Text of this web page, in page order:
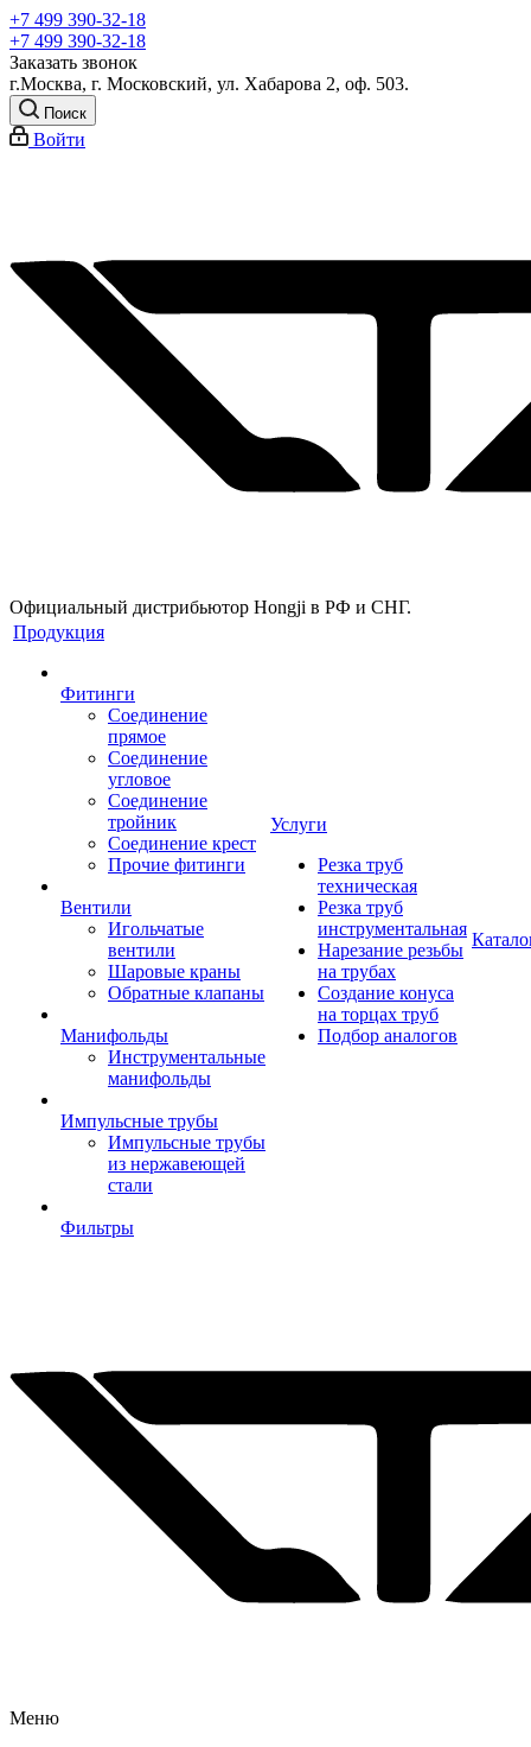
+7 499 390-32-18
+7 499 390-32-18
Заказать звонок
г.Москва, г. Московский, ул. Хабарова 2, оф. 503.
Поиск
Войти
Официальный дистрибьютор Hongji в РФ и СНГ.
Продукция
Фитинги
Соединение
прямое
Соединение
угловое
Соединение
тройник
Соединение крест
Прочие фитинги
Вентили
Игольчатые
вентили
Шаровые краны
Обратные клапаны
Манифольды
Инструментальные
манифольды
Импульсные трубы
Импульсные трубы
из нержавеющей
стали
Фильтры
Услуги
Резка труб
техническая
Резка труб
инструментальная
Нарезание резьбы
на трубах
Создание конуса
на торцах труб
Подбор аналогов
Меню